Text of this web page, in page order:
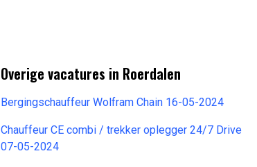
Overige vacatures in Roerdalen
Bergingschauffeur Wolfram Chain 16-05-2024
Chauffeur CE combi / trekker oplegger 24/7 Drive
07-05-2024